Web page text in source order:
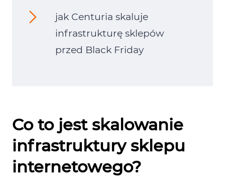
jak Centuria skaluje
infrastrukturę sklepów
przed Black Friday
Co to jest skalowanie
infrastruktury sklepu
internetowego?